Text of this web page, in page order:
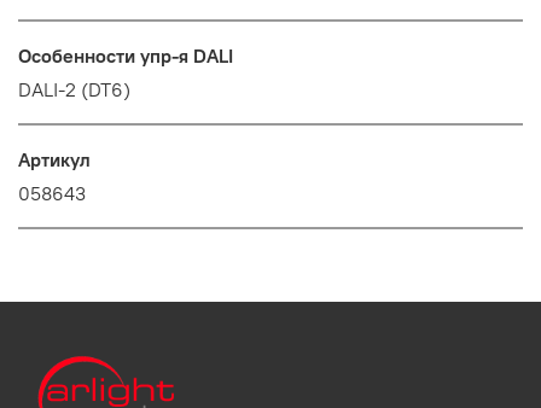
Особенности упр-я DALI
DALI-2 (DT6)
Артикул
058643